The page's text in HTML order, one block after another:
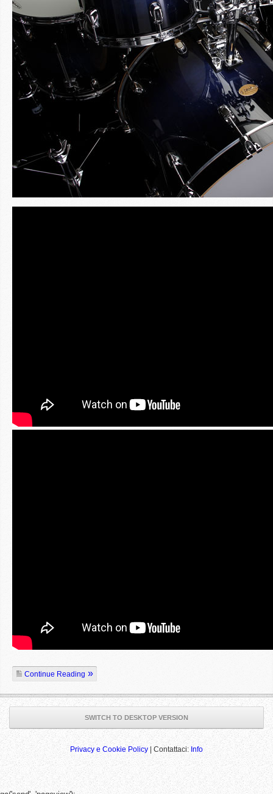
Continue Reading
SWITCH TO DESKTOP VERSION
Privacy e Cookie Policy| Contattaci:Info